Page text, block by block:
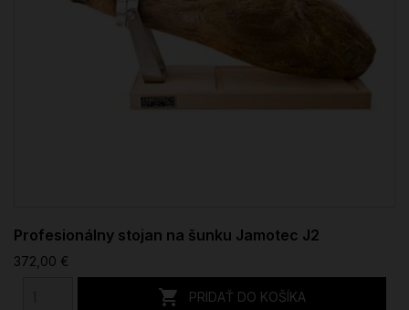
Profesionálny stojan na šunku Jamotec J2
372,00 €
 PRIDAŤ DO KOŠÍKA